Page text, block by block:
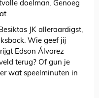
doelman. Genoeg
JK alleraardigst,
Wie geef jij
Edson Álvarez
terug? Of gun je
wat speelminuten in